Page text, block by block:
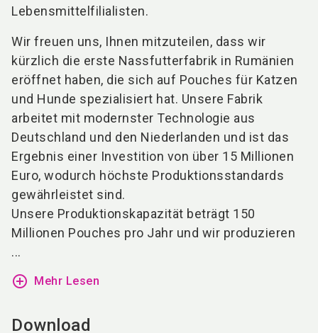
Lebensmittelfilialisten.
Wir freuen uns, Ihnen mitzuteilen, dass wir
kürzlich die erste Nassfutterfabrik in Rumänien
eröffnet haben, die sich auf Pouches für Katzen
und Hunde spezialisiert hat. Unsere Fabrik
arbeitet mit modernster Technologie aus
Deutschland und den Niederlanden und ist das
Ergebnis einer Investition von über 15 Millionen
Euro, wodurch höchste Produktionsstandards
gewährleistet sind.
Unsere Produktionskapazität beträgt 150
Millionen Pouches pro Jahr und wir produzieren
...
add_circle_outline Mehr Lesen
Download